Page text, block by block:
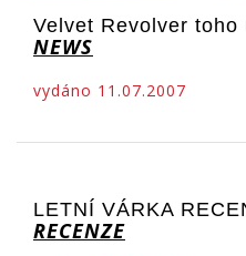
Velvet Revolver toho
NEWS
vydáno 11.07.2007
LETNÍ VÁRKA
RECENZE